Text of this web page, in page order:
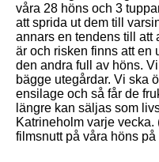
våra 28 höns och 3
att sprida ut dem till
annars en tendens till att
är och risken finns att en
den andra full av höns.
bägge utegårdar. Vi ska
ensilage och så får de
längre kan säljas som
Katrineholm varje vecka.
filmsnutt på våra höns på